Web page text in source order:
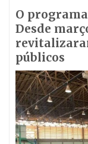
O
Desde
públicos